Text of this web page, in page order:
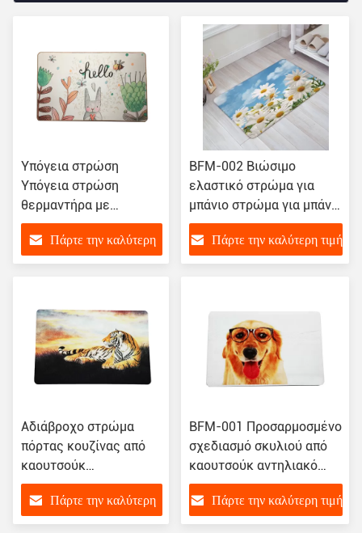
Υπόγεια στρώση
Υπόγεια στρώση
θερμαντήρα με
καουτσούκ
Πάρτε την καλύτερη
BFM-002 Βιώσιμο
ελαστικό στρώμα για
μπάνιο στρώμα για μπάνιο
στρώμα για το πάτωμα
τουαλέτας στρώμα για το
πάτωμα από ελαστικό
Πάρτε την καλύτερη τιμή
Αδιάβροχο στρώμα
πόρτας κουζίνας από
καουτσούκ
απορροφητικό στρώμα
πόρτας εσωτερικό
στρώμα δαπέδου
Πάρτε την καλύτερη
BFM-001 Προσαρμοσμένο
σχεδιασμό σκυλιού από
καουτσούκ αντηλιακό
στρώμα για μπάνιο
Πάρτε την καλύτερη τιμή